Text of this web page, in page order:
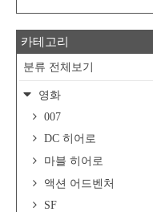
카테고리
분류 전체보기
영화
007
DC 히어로
마블 히어로
액션 어드벤처
SF